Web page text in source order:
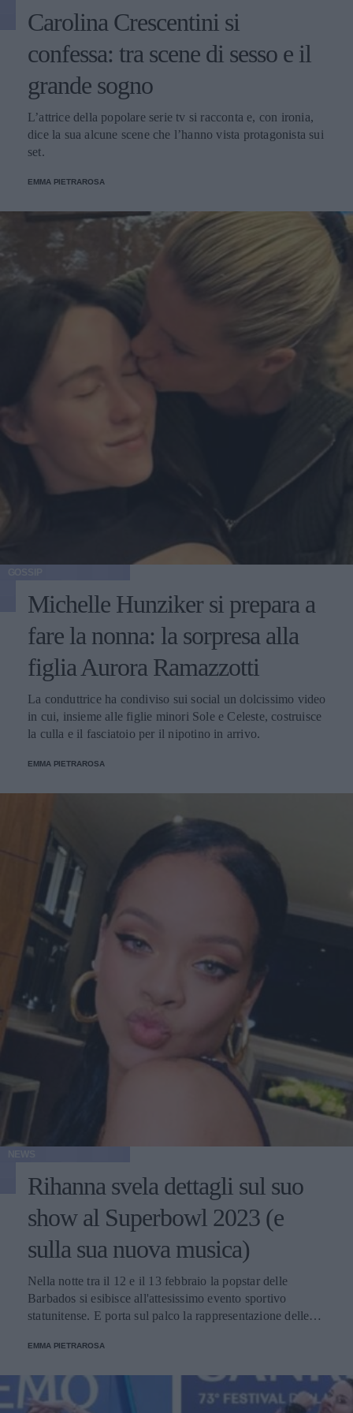
Carolina Crescentini si
confessa: tra scene di sesso e il
grande sogno
L’attrice della popolare serie tv si racconta e, con ironia,
dice la sua alcune scene che l’hanno vista protagonista sui
set.
EMMA PIETRAROSA
Michelle Hunziker si prepara a
fare la nonna: la sorpresa alla
figlia Aurora Ramazzotti
La conduttrice ha condiviso sui social un dolcissimo video
in cui, insieme alle figlie minori Sole e Celeste, costruisce
la culla e il fasciatoio per il nipotino in arrivo.
EMMA PIETRAROSA
Rihanna svela dettagli sul suo
show al Superbowl 2023 (e
sulla sua nuova musica)
Nella notte tra il 12 e il 13 febbraio la popstar delle
Barbados si esibisce all'attesissimo evento sportivo
statunitense. E porta sul palco la rappresentazione delle
EMMA PIETRAROSA